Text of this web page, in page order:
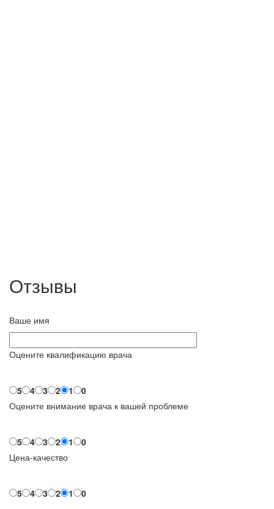
Отзывы
Ваше имя
Оцените квалификацию врача
5 4 3 2 1
0
Оцените внимание врача к вашей проблеме
5 4 3 2 1
0
Цена-качество
5 4 3 2 1 0